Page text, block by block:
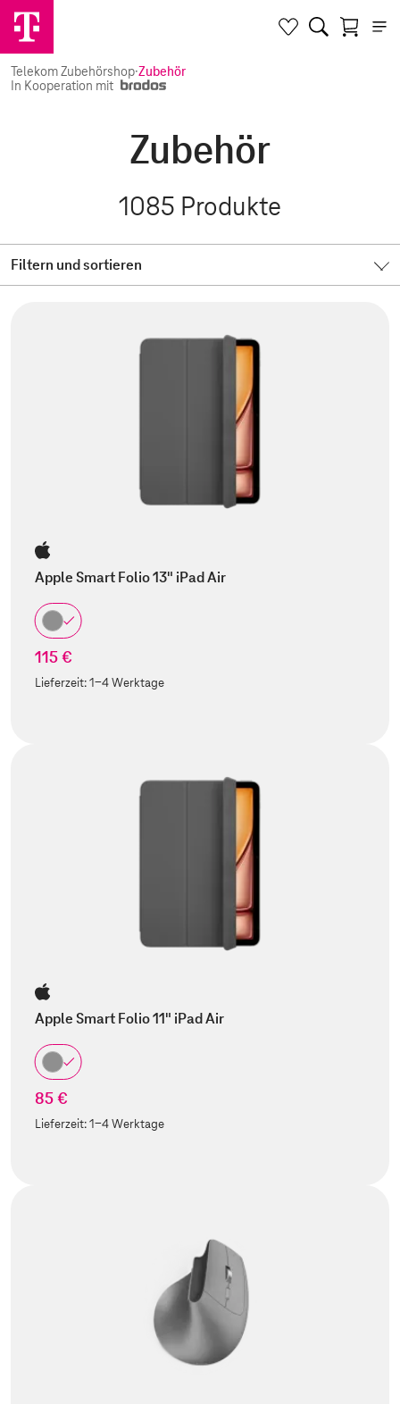
Telekom Zubehörshop·Zubehör
In Kooperation mit
Zubehör
1085 Produkte
Filtern und sortieren
Apple Smart Folio 13" iPad Air
115 €
Lieferzeit:1-4 Werktage
Apple Smart Folio 11" iPad Air
85 €
Lieferzeit:1-4 Werktage